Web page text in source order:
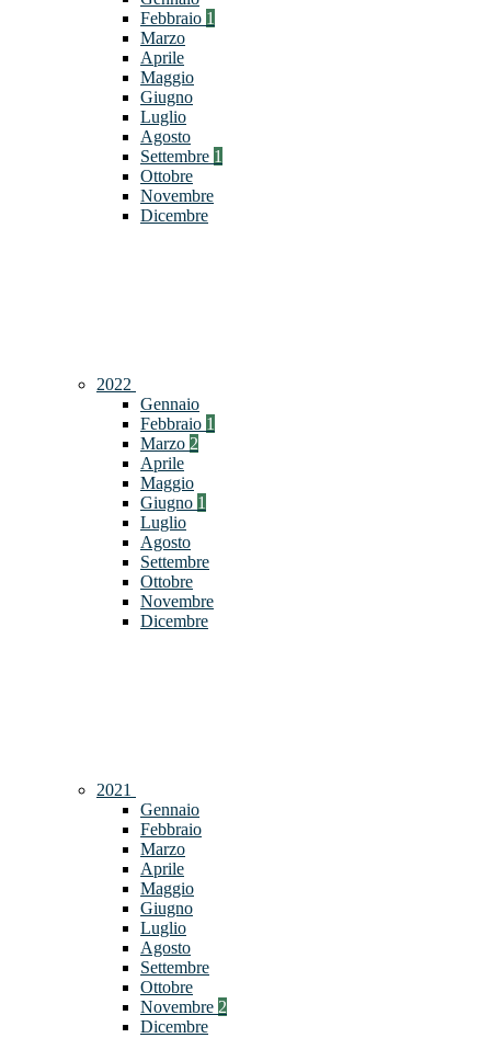
Febbraio 1
Marzo
Aprile
Maggio
Giugno
Luglio
Agosto
Settembre 1
Ottobre
Novembre
Dicembre
2022
Gennaio
Febbraio 1
Marzo 2
Aprile
Maggio
Giugno 1
Luglio
Agosto
Settembre
Ottobre
Novembre
Dicembre
2021
Gennaio
Febbraio
Marzo
Aprile
Maggio
Giugno
Luglio
Agosto
Settembre
Ottobre
Novembre 2
Dicembre